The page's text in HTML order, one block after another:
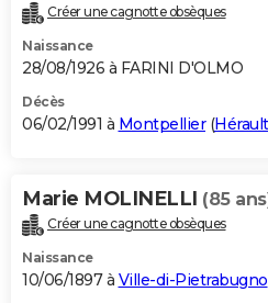
Créer une cagnotte obsèques
Naissance
28/08/1926 à FARINI D'OLMO
Décès
06/02/1991 à Montpellier(Hérault
Marie MOLINELLI (85
Créer une cagnotte obsèques
Naissance
10/06/1897 à Ville-di-Pietrabugno